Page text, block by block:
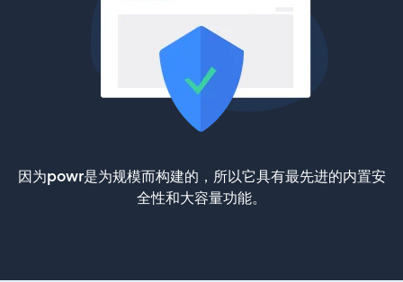
因为powr是为规模而构建的，所以它具有最先进的内置安
全性和大容量功能。